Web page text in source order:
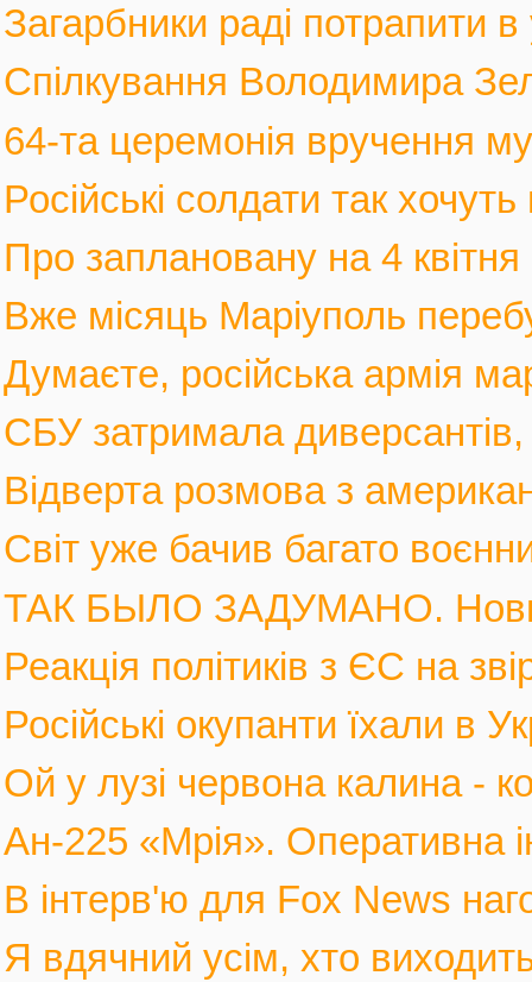
Загарбники раді потрапити
Спілкування Володимира
64-та церемонія вручення
Російські солдати так
Про заплановану на 4
Вже місяць Маріуполь
Думаєте, російська армія
СБУ затримала диверсантів,
Відверта розмова з
Світ уже бачив багато
ТАК БЫЛО ЗАДУМАНО.
Реакція політиків з ЄС на
Російські окупанти їхали в
Ой у лузі червона калина -
Ан-225 «Мрія». Оперативна
В інтерв'ю для Fox News
Я вдячний усім, хто